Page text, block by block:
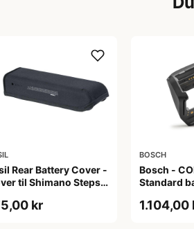
Rear Battery Cover -
til Shimano Steps
kr
BOSCH
Bosch -
Standard
1.104,00